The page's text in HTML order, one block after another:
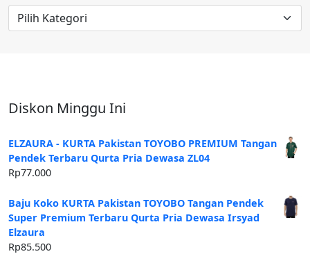
Kategori
Artikel
Diskon Minggu Ini
ELZAURA - KURTA Pakistan TOYOBO PREMIUM Tangan
Pendek Terbaru Qurta Pria Dewasa ZL04
Rp77.000
Baju Koko KURTA Pakistan TOYOBO Tangan Pendek
Super Premium Terbaru Qurta Pria Dewasa Irsyad
Elzaura
Rp85.500